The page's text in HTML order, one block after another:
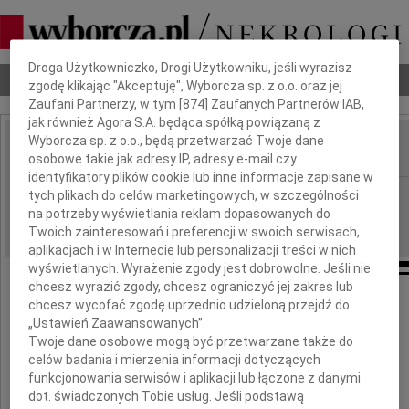
Nekrologi Odeszli Poradnik pogrzebowy
IMIĘ I NAZWISKO:
REGION: Warszawa
DATA EMISJI: 08.10.2009
Panu Doktorowi
Lechowi Królikowskiemu
Dbamy o Twoją prywatność
Droga Użytkowniczko, Drogi Użytkowniku, jeśli wyrazisz
zgodę klikając "Akceptuję", Wyborcza sp. z o.o. oraz jej
Zaufani Partnerzy, w tym [874 ] Zaufanych Partnerów IAB,
jak również Agora S.A. będąca spółką powiązaną z
Wyborcza sp. z o.o., będą przetwarzać Twoje dane
osobowe takie jak adresy IP, adresy e-mail czy
identyfikatory plików cookie lub inne informacje zapisane w
tych plikach do celów marketingowych, w szczególności
na potrzeby wyświetlania reklam dopasowanych do
Twoich zainteresowań i preferencji w swoich serwisach,
aplikacjach i w Internecie lub personalizacji treści w nich
wyświetlanych. Wyrażenie zgody jest dobrowolne. Jeśli nie
chcesz wyrazić zgody, chcesz ograniczyć jej zakres lub
chcesz wycofać zgodę uprzednio udzieloną przejdź do
„Ustawień Zaawansowanych”.
Twoje dane osobowe mogą być przetwarzane także do
celów badania i mierzenia informacji dotyczących
funkcjonowania serwisów i aplikacji lub łączone z danymi
dot. świadczonych Tobie usług. Jeśli podstawą